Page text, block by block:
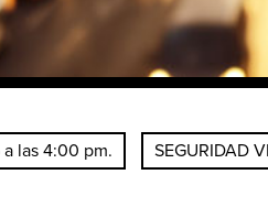
las 4:00 pm. SEGURIDAD